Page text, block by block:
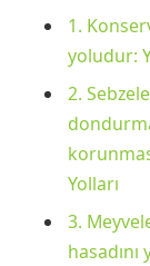
1.
yoludur:
2.
Yolları
3.